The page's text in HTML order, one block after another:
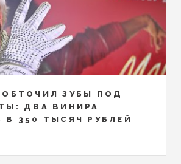
ЗУБЫ ПОД
ДВА ВИНИРА
350 ТЫСЯЧ РУБЛЕЙ